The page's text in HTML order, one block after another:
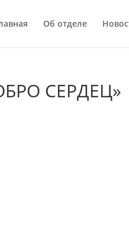
Об отделе
СЕРДЕЦ»